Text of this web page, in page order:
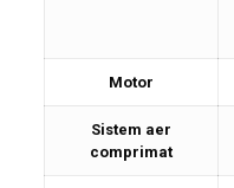
Motor
Sistem aer
comprimat